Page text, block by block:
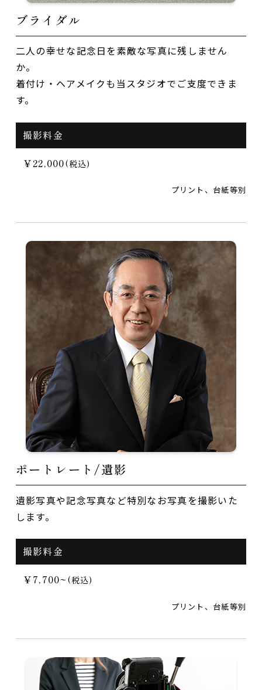
ブライダル
二人の幸せな記念日を素敵な写真に残しません
か。
着付け・ヘアメイクも当スタジオでご支度できま
す。
撮影料金
￥22,000(税込)
プリント、台紙等別
ポートレート/遺影
遺影写真や記念写真など特別なお写真を撮影いた
します。
撮影料金
￥7,700~(税込)
プリント、台紙等別